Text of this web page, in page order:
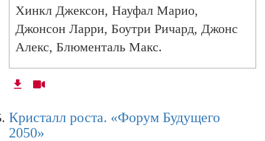
Хинкл Джексон, Науфал Марио,
Джонсон Ларри, Боутри Ричард, Джонс
Алекс, Блюменталь Макс.
Кристалл роста. «Форум Будущего
2050»